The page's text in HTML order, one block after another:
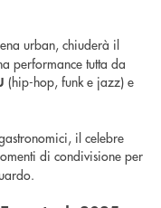
urban, chiuderà il
performance tutta da
(hip-hop, funk e jazz) e
il celebre
di condivisione per